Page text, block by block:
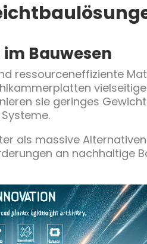
Bauwesen
ressourceneffiziente
sie geringes
als massive
an nachhaltige